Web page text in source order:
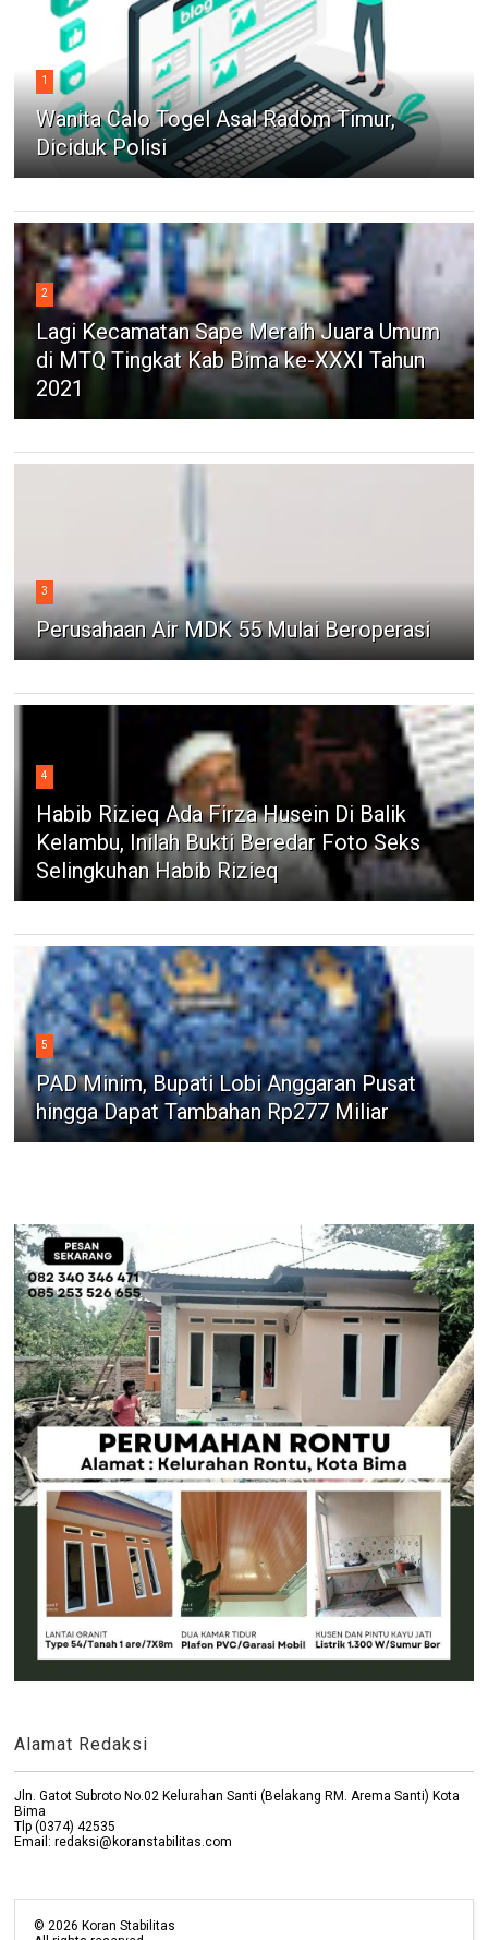
1
Wanita Calo Togel Asal Radom Timur,
Diciduk Polisi
2
Lagi Kecamatan Sape Meraih Juara Umum
di MTQ Tingkat Kab Bima ke-XXXI Tahun
2021
3
Perusahaan Air MDK 55 Mulai Beroperasi
4
Habib Rizieq Ada Firza Husein Di Balik
Kelambu, Inilah Bukti Beredar Foto Seks
Selingkuhan Habib Rizieq
5
PAD Minim, Bupati Lobi Anggaran Pusat
hingga Dapat Tambahan Rp277 Miliar
Alamat Redaksi
Jln. Gatot Subroto No.02 Kelurahan Santi (Belakang RM. Arema Santi) Kota
Bima
Tlp (0374) 42535
Email: redaksi@koranstabilitas.com
©2026 Koran Stabilitas